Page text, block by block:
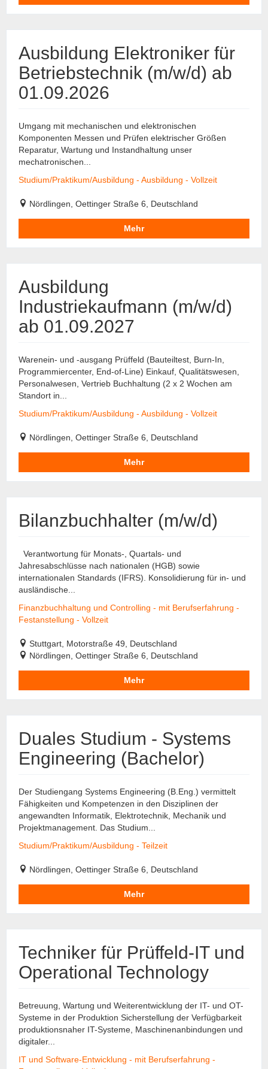
Ausbildung Elektroniker für
Betriebstechnik (m/w/d) ab
01.09.2026
Umgang mit mechanischen und elektronischen
Komponenten Messen und Prüfen elektrischer Größen
Reparatur, Wartung und Instandhaltung unser
mechatronischen...
Studium/Praktikum/Ausbildung - Ausbildung - Vollzeit
Nördlingen, Oettinger Straße 6, Deutschland
Mehr
Ausbildung
Industriekaufmann (m/w/d)
ab 01.09.2027
Warenein- und -ausgang Prüffeld (Bauteiltest, Burn-In,
Programmiercenter, End-of-Line) Einkauf, Qualitätswesen,
Personalwesen, Vertrieb Buchhaltung (2 x 2 Wochen am
Standort in...
Studium/Praktikum/Ausbildung - Ausbildung - Vollzeit
Nördlingen, Oettinger Straße 6, Deutschland
Mehr
Bilanzbuchhalter (m/w/d)
Verantwortung für Monats-, Quartals- und
Jahresabschlüsse nach nationalen (HGB) sowie
internationalen Standards (IFRS). Konsolidierung für in- und
ausländische...
Finanzbuchhaltung und Controlling - mit Berufserfahrung -
Festanstellung - Vollzeit
Stuttgart, Motorstraße 49, Deutschland
Nördlingen, Oettinger Straße 6, Deutschland
Mehr
Duales Studium - Systems
Engineering (Bachelor)
Der Studiengang Systems Engineering (B.Eng.) vermittelt
Fähigkeiten und Kompetenzen in den Disziplinen der
angewandten Informatik, Elektrotechnik, Mechanik und
Projektmanagement. Das Studium...
Studium/Praktikum/Ausbildung - Teilzeit
Nördlingen, Oettinger Straße 6, Deutschland
Mehr
Techniker für Prüffeld-IT und
Operational Technology
Betreuung, Wartung und Weiterentwicklung der IT- und OT-
Systeme in der Produktion Sicherstellung der Verfügbarkeit
produktionsnaher IT-Systeme, Maschinenanbindungen und
digitaler...
IT und Software-Entwicklung - mit Berufserfahrung -